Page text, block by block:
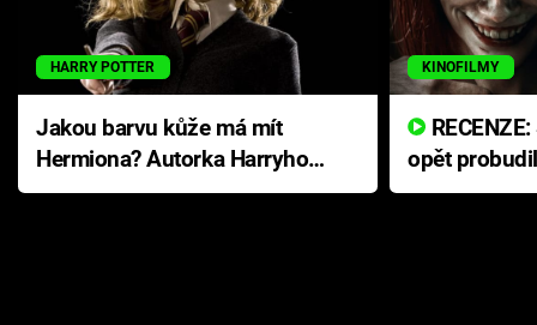
HARRY POTTER
Jakou barvu kůže má mít
Hermiona? Autorka Harryho
Pottera přišla s ráznou
KINOFILMY
opět
přichází s